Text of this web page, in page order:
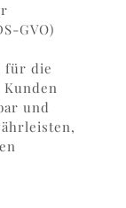
GVO)
für die
und